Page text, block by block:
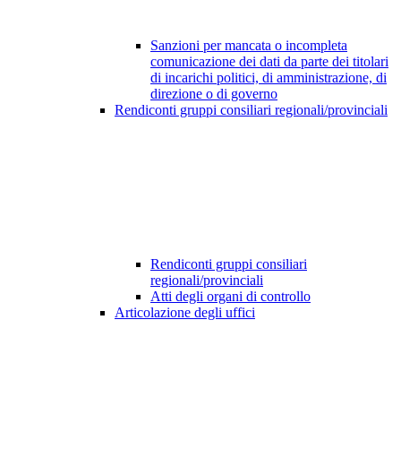
Sanzioni per mancata o incompleta
comunicazione dei dati da parte dei titolari
di incarichi politici, di amministrazione, di
direzione o di governo
Rendiconti gruppi consiliari regionali/provinciali
Rendiconti gruppi consiliari
regionali/provinciali
Atti degli organi di controllo
Articolazione degli uffici